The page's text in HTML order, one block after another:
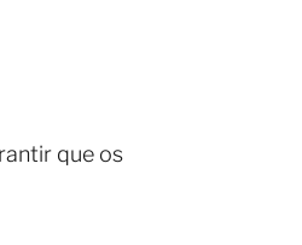
que os